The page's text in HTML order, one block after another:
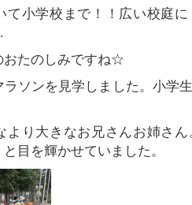
て小学校まで！！広い校庭
おたのしみですね☆
ラソンを見学しました。小学
より大きなお兄さんお姉さ
と目を輝かせていました。